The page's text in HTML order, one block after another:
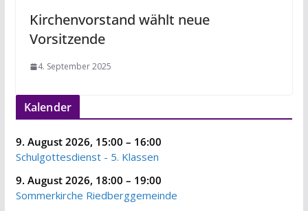
Kirchenvorstand wählt neue
Vorsitzende
4. September 2025
Kalender
9. August 2026, 15:00 – 16:00
Schulgottesdienst - 5. Klassen
9. August 2026, 18:00 – 19:00
Sommerkirche Riedberggemeinde